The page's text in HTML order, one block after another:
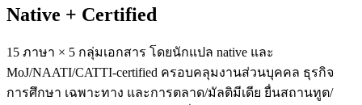
Native + Certified
15 ภาษา × 5 กลุ่มเอกสาร โดยนักแปล native และ
MoJ/NAATI/CATTI-certified ครอบคลุมงานส่วนบุคคล ธุรกิจ
การศึกษา เฉพาะทาง และการตลาด/มัลติมีเดีย ยื่นสถานทูต/